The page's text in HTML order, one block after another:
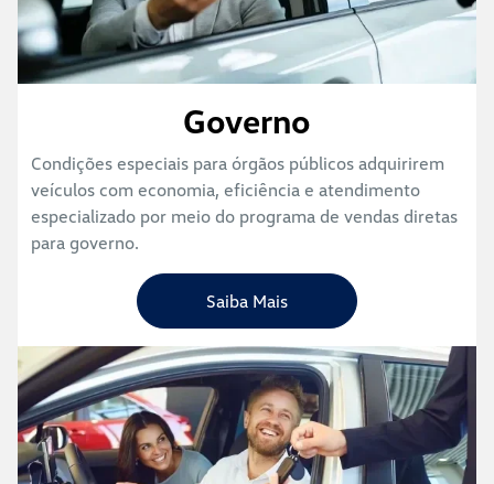
Governo
Condições especiais para órgãos públicos adquirirem
veículos com economia, eficiência e atendimento
especializado por meio do programa de vendas diretas
para governo.
Saiba Mais